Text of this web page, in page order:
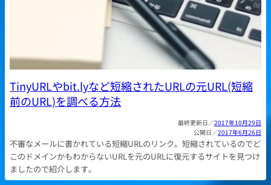
TinyURLやbit.lyなど短縮されたURLの元URL(短縮
前のURL)を調べる方法
2017年10月29日
2017年6月26日
不審なメールに書かれている短縮URLのリンク。短縮されているのでど
このドメインかもわからないURLを元のURLに復元するサイトを見つけ
ましたので紹介します。